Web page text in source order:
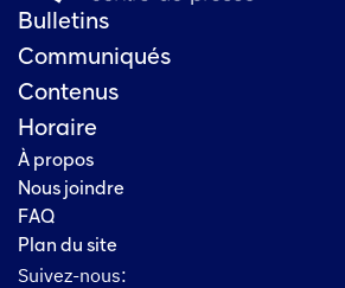
Bulletins
Communiqués
Contenus
Horaire
À propos
Nous joindre
FAQ
Plan du site
Suivez-nous: